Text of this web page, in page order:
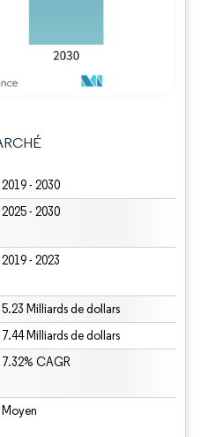
2019 - 2030
2025 - 2030
2019 - 2023
5.23 Milliards de dollars
7.44 Milliards de dollars
7.32% CAGR
Moyen